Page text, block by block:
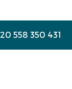
558 350 431